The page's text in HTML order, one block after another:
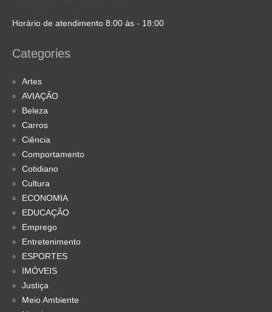
Horário de atendimento 8:00 às - 18:00
Categories
Artes
AVIAÇÃO
Beleza
Carros
Ciência
Comportamento
Cotidiano
Cultura
ECONOMIA
EDUCAÇÃO
Emprego
Entretenimento
ESPORTES
IMÓVEIS
Justiça
Meio Ambiente